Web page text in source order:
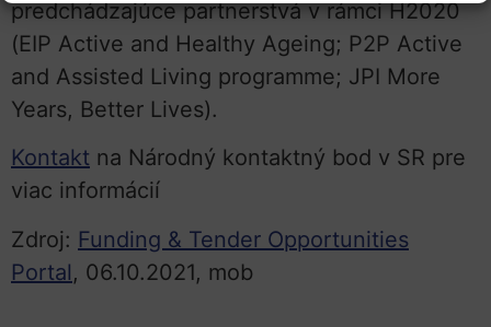
predchádzajúce partnerstvá v rámci H2020
(EIP Active and Healthy Ageing; P2P Active
and Assisted Living programme; JPI More
Years, Better Lives).
Kontakt na Národný kontaktný bod v SR pre
viac informácií
Zdroj: Funding & Tender Opportunities
Portal, 06.10.2021, mob